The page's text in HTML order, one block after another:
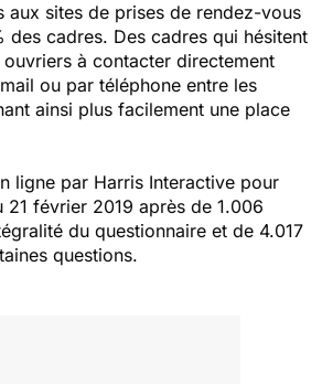
aux sites de prises de rendez-vous
des cadres. Des cadres qui hésitent
à contacter directement
ou par téléphone entre les
ainsi plus facilement une place
ligne par Harris Interactive pour
21 février 2019 après de 1.006
du questionnaire et de 4.017
questions.